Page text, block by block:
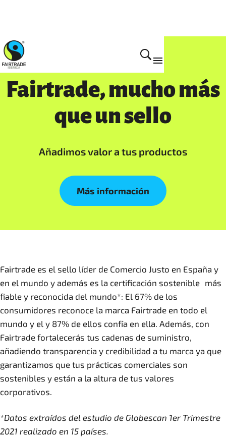
Empresas
Fairtrade, mucho más
que un sello
Añadimos valor a tus productos
Más información
Fairtrade es el sello líder de Comercio Justo en España y
en el mundo y además es la certificación sostenible más
fiable y reconocida del mundo*: El 67% de los
consumidores reconoce la marca Fairtrade en todo el
mundo y el y 87% de ellos confía en ella. Además, con
Fairtrade fortalecerás tus cadenas de suministro,
añadiendo transparencia y credibilidad a tu marca ya que
garantizamos que tus prácticas comerciales son
sostenibles y están a la altura de tus valores
corporativos.
*Datos extraídos del estudio de Globescan 1er Trimestre
2021 realizado en 15 países.